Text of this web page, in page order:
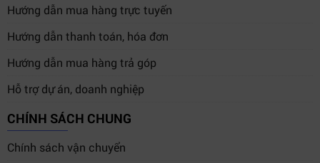
4. So sánh Blackmagic PYXIS Pro
Handle với các phụ kiện cùng phân
khúc
EVF
hợp
Hướng dẫn mua hàng trực tuyến
Hướng dẫn thanh toán, hóa đơn
Hướng dẫn mua hàng trả góp
Hỗ trợ dự án, doanh nghiệp
CHÍNH SÁCH CHUNG
Chính sách vận chuyển